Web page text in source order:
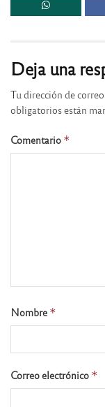
Deja una
Tu dirección de
obligatorios están
Comentario *
Nombre *
Correo electrónico *